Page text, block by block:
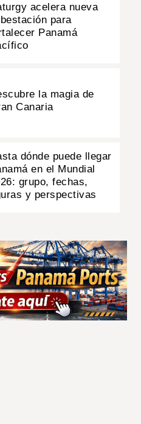
acelera nueva
para
Panamá
la magia de
Canaria
dónde puede llegar
en el Mundial
grupo, fechas,
y perspectivas